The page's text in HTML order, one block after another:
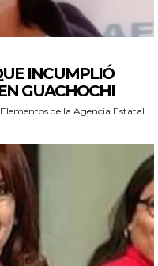
INCUMPLIÓ
GUACHOCHI
de la Agencia Estatal